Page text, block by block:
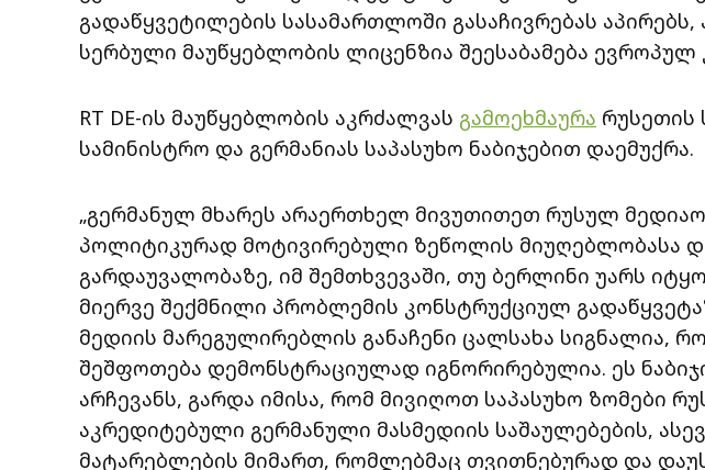
გადაწყვეტილების სასამართლოში გასაჩივრებას აპირებს,
სერბული მაუწყებლობის ლიცენზია შეესაბამება
RT DE-ის მაუწყებლობის აკრძალვას გამოეხმაურა რუსეთის
სამინისტრო და გერმანიას საპასუხო ნაბიჯებით დაემუქრა.
„გერმანულ მხარეს არაერთხელ მივუთითეთ რუსულ
პოლიტიკურად მოტივირებული ზეწოლის მიუღებლობასა
გარდაუვალობაზე, იმ შემთხვევაში, თუ ბერლინი უარს
მიერვე შექმნილი პრობლემის კონსტრუქციულ
მედიის მარეგულირებლის განაჩენი ცალსახა სიგნალია,
შეშფოთება დემონსტრაციულად იგნორირებულია. ეს
არჩევანს, გარდა იმისა, რომ მივიღოთ საპასუხო ზომები
აკრედიტებული გერმანული მასმედიის საშაულებების,
მატარებლების მიმართ, რომლებმაც თვითნებურად და